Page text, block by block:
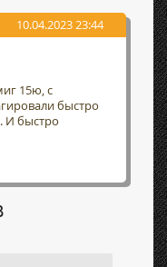
10.04.2023 23:44
15ю, с
быстро
И быстро